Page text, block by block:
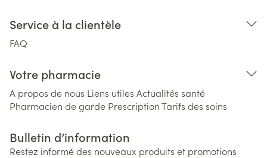
Service à la clientèle
FAQ
Votre pharmacie
A propos de nous Liens utiles Actualités santé
Pharmacien de garde PrescriptionTarifs des soins
Bulletin d’information
Restez informé des nouveaux produits et promotions